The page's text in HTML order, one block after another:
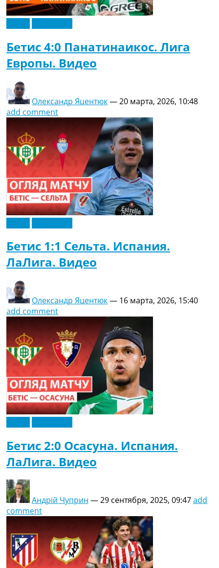
Бетис 4:0 Панатинаикос. Лига
Европы. Видео
Олександр Яцентюк—20 марта, 2026, 10:48
add comment
Бетис 1:1 Сельта. Испания.
ЛаЛига. Видео
Олександр Яцентюк— 16 марта, 2026, 15:40
add comment
Бетис 2:0 Осасуна. Испания.
ЛаЛига. Видео
Андрій Чуприн —29 сентября, 2025, 09:47add
comment